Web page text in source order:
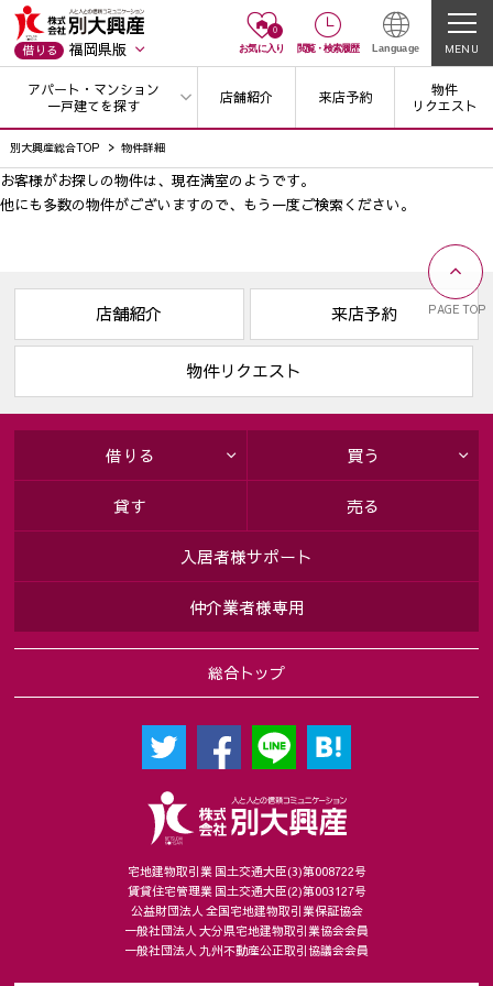
借りる 福岡県版
0
お気に入り 閲覧・ 検索履歴 Language MENU
アパート・マンション
一戸建てを探す
店舗紹介 来店予約
物件
リクエスト
別大興産総合TOP 物件詳細
お客様がお探しの物件は、現在満室のようです。
他にも多数の物件がございますので、 もう一度ご検索ください。
PAGE TOP
店舗紹介 来店予約
物件リクエスト
宅地建物取引業 国土交通大臣(3)第008722号
賃貸住宅管理業 国土交通大臣(2)第003127号
公益財団法人 全国宅地建物取引業保証協会
一般社団法人 大分県宅地建物取引業協会会員
一般社団法人 九州不動産公正取引協議会会員
総合トップ
借りる 買う
貸す 売る
入居者様サポート
仲介業者様専用